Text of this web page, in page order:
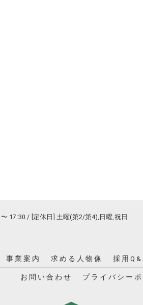
〜 17:30 / [定休日] 土曜(第2/第4),日曜,祝日
事業案内 求める人物像 採用
お問い合わせ プライバシー